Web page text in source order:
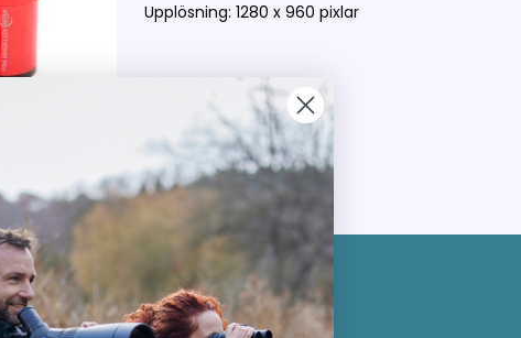
Upplösning: 1280 x 960 pixlar
Kundservice
Kontakta oss